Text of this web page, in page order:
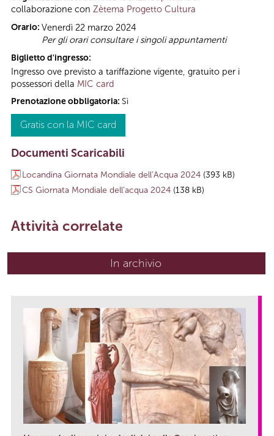
collaborazione con Zètema Progetto Cultura
Orario: Venerdì 22 marzo 2024
Per gli orari consultare i singoli appuntamenti
Biglietto d'ingresso:
Ingresso ove previsto a tariffazione vigente, gratuito per i
possessori della MIC card
Prenotazione obbligatoria: Sì
Gratis con la MIC card
Documenti Scaricabili
Locandina Giornata Mondiale dell’Acqua 2024 (393 kB)
CS Giornata Mondiale dell'acqua 2024 (138 kB)
Attività correlate
In archivio